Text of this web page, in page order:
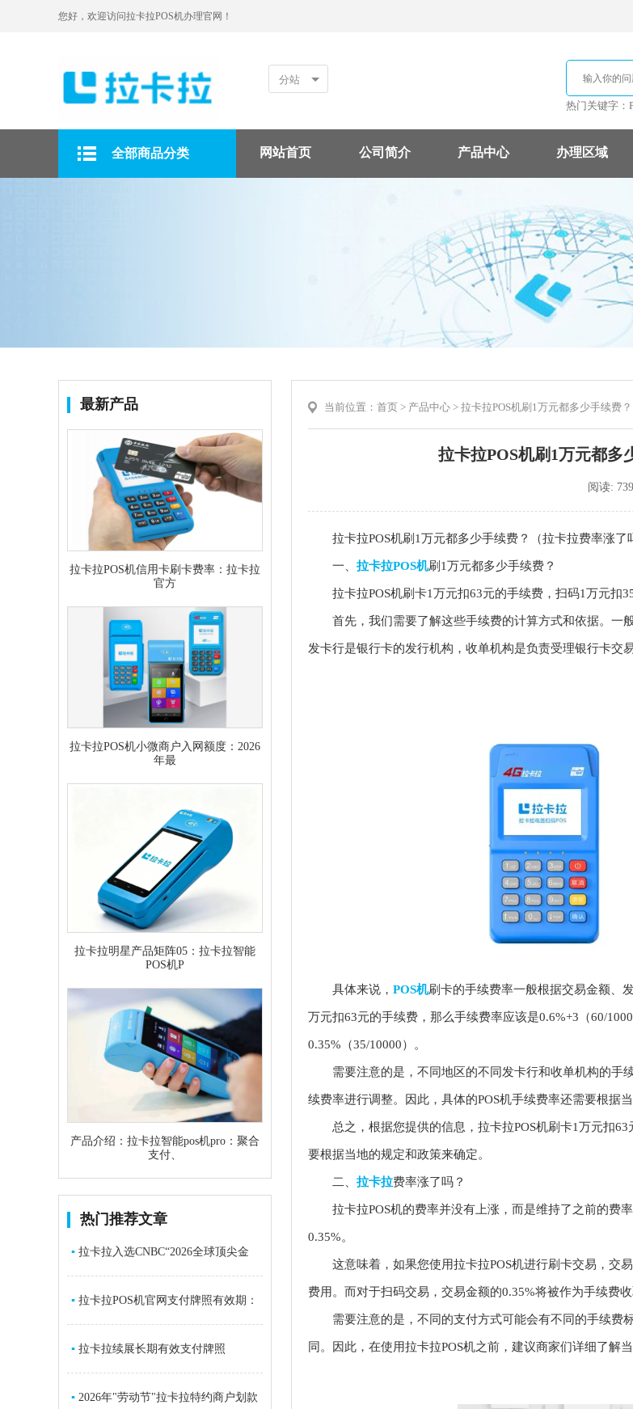
您好，欢迎访问拉卡拉POS机办理官网！
分站
热门关键字：
全部商品分类 网站首页 公司简介 产品中心 办理区域
最新产品
拉卡拉POS机信用卡刷卡费率：拉卡拉
官方
拉卡拉POS机小微商户入网额度：2026
年最
拉卡拉明星产品矩阵05：拉卡拉智能
POS机P
产品介绍：拉卡拉智能pos机pro：聚合
支付、
热门推荐文章
▪ 拉卡拉入选CNBC“2026全球顶尖金
融科技
▪ 拉卡拉POS机官网支付牌照有效期：
2026年5
▪ 拉卡拉续展长期有效支付牌照
▪ 2026年"劳动节"拉卡拉特约商户划款
当前位置： 首页 > 产品中心 > 拉卡拉POS机刷1万元都多少手续费
拉卡拉POS机刷1万元都多
阅读:
拉卡拉POS机刷1万元都多少手续费？（拉卡拉费率涨了
一、 拉卡拉POS机刷1万元都多少手续费？
拉卡拉POS机刷卡1万元扣63元的手续费，扫码1万元扣35
首先，我们需要了解这些手续费的计算方式和依据。一般
发卡行是银行卡的发行机构，收单机构是负责受理银行卡交
具体来说， POS机刷卡的手续费率一般根据交易金额、
万元扣63元的手续费，那么手续费率应该是0.6%+3（60/
0.35%（35/10000）。
需要注意的是，不同地区的不同发卡行和收单机构的手
续费率进行调整。因此，具体的POS机手续费率还需要根据
总之，根据您提供的信息，拉卡拉POS机刷卡1万元扣63
要根据当地的规定和政策来确定。
二、 拉卡拉费率涨了吗？
拉卡拉POS机的费率并没有上涨，而是维持了之前的费
0.35%。
这意味着，如果您使用拉卡拉POS机进行刷卡交易，交
费用。而对于扫码交易，交易金额的0.35%将被作为手续费收
需要注意的是，不同的支付方式可能会有不同的手续费
同。因此，在使用拉卡拉POS机之前，建议商家们详细了解